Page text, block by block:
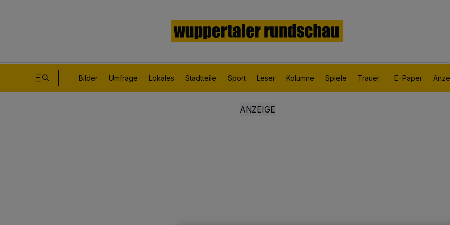
Bilder Umfrage Lokales Stadtteile Sport Leser Kolumne Spiele Trauer E-Paper